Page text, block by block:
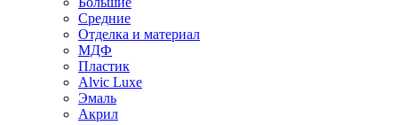
Средние
Отделка и материал
МДФ
Пластик
Alvic Luxe
Эмаль
Акрил